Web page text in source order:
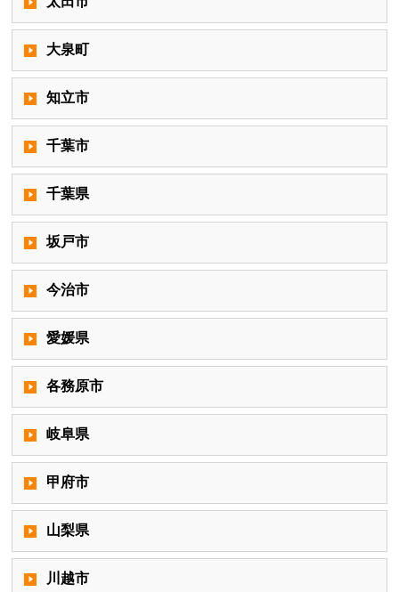
大泉町
知立市
千葉市
千葉県
坂戸市
今治市
愛媛県
各務原市
岐阜県
甲府市
山梨県
川越市